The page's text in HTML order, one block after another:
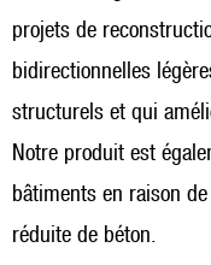
projets de
bidirectionnelles
structurels et qui
Notre produit est
bâtiments en raison
réduite de béton.